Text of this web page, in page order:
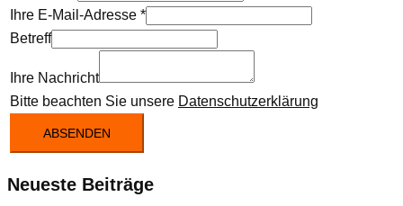
Ihre E-Mail-Adresse *
Betreff
Ihre Nachricht
Bitte beachten Sie unsere Datenschutzerklärung
ABSENDEN
Neueste Beiträge